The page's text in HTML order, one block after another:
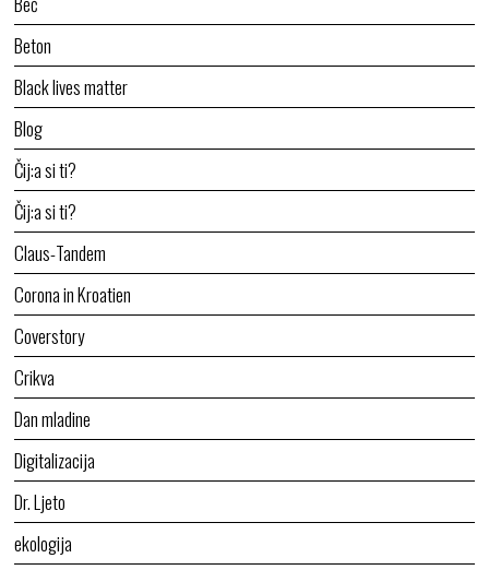
Beton
Black lives matter
Blog
Čij:a si ti?
Čij:a si ti?
Claus-Tandem
Corona in Kroatien
Coverstory
Crikva
Dan mladine
Digitalizacija
Dr. Ljeto
ekologija